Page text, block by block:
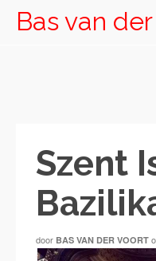
Bas van
Szent
door BAS VAN DER VOORT